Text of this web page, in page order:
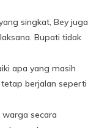
singkat, Bey juga
Bupati tidak
apa yang masih
berjalan seperti
secara